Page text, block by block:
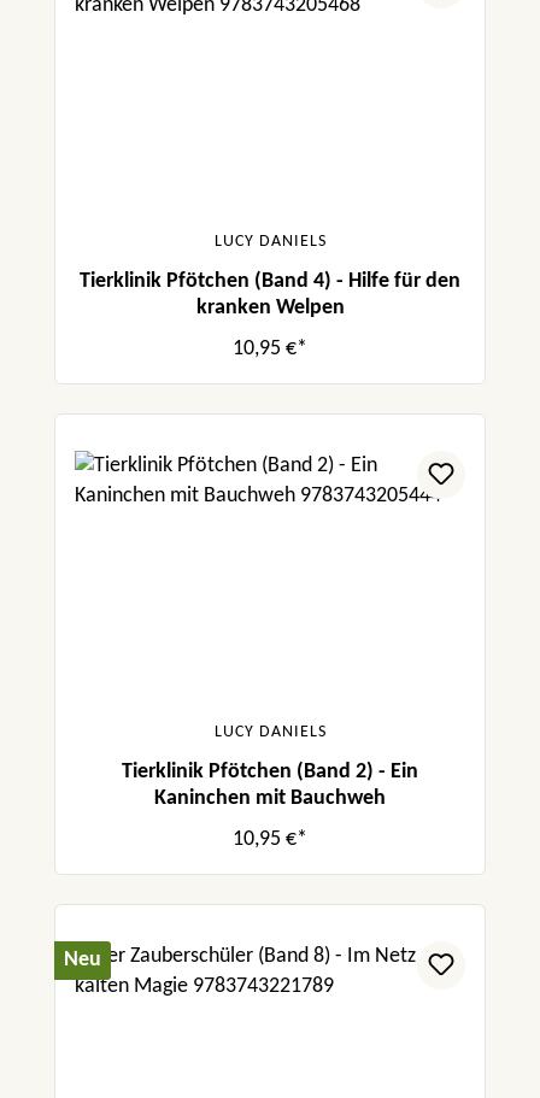
LUCY DANIELS
Tierklinik Pfötchen (Band 4) - Hilfe für den
kranken Welpen
10,95 €*
LUCY DANIELS
Tierklinik Pfötchen (Band 2) - Ein
Kaninchen mit Bauchweh
10,95 €*
Neu